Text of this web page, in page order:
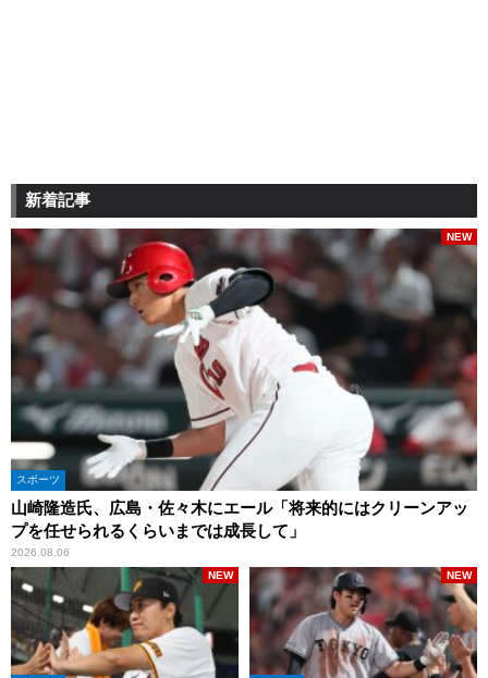
新着記事
スポーツ
山崎隆造氏、広島・佐々木にエール「将来的にはクリーンアッ
プを任せられるくらいまでは成長して」
2026.08.06
NEW
NEW NEW